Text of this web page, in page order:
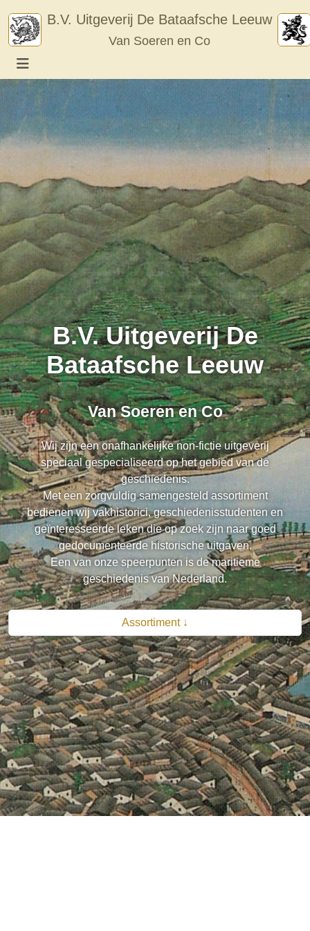
content
B.V. Uitgeverij De Bataafsche Leeuw
Van Soeren en Co
B.V. Uitgeverij De
Bataafsche Leeuw
Van Soeren en Co
Wij zijn een onafhankelijke non-fictie uitgeverij
speciaal gespecialiseerd op het gebied van de
geschiedenis.
Met een zorgvuldig samengesteld assortiment
bedienen wij vakhistorici, geschiedenisstudenten en
geïnteresseerde leken die op zoek zijn naar goed
gedocumenteerde historische uitgaven.
Een van onze speerpunten is de maritieme
geschiedenis van Nederland.
Assortiment ↓